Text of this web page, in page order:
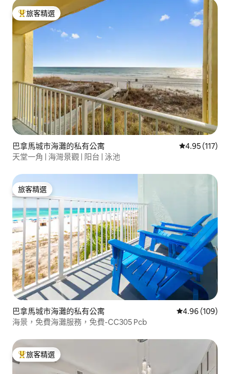
旅客精選榜首
旅客精選
巴拿馬城市海灘的私有公寓 從 117 則評價
4.95 (117)
天堂一角 | 海灣景觀 | 阳台 | 泳池
旅客精選
旅客精選
巴拿馬城市海灘的私有公寓 從 109 則評價
4.96 (109)
海景，免費海灘服務，免費-CC305 Pcb
旅客精選榜首
旅客精選